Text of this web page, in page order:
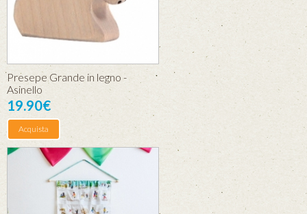
Presepe Grande in legno -
Asinello
19.90€
Acquista